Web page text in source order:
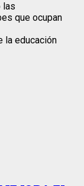
las
que ocupan
la educación